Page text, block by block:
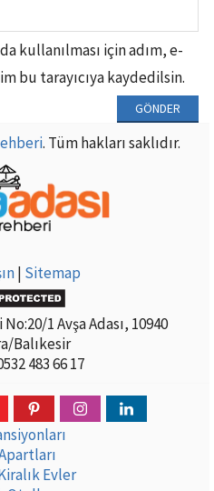
kullanılması için adım, e-
bu tarayıcıya kaydedilsin.
. Tüm hakları saklıdır.
| Sitemap
1 Avşa Adası, 10940
Balıkesir
483 66 17
Evler